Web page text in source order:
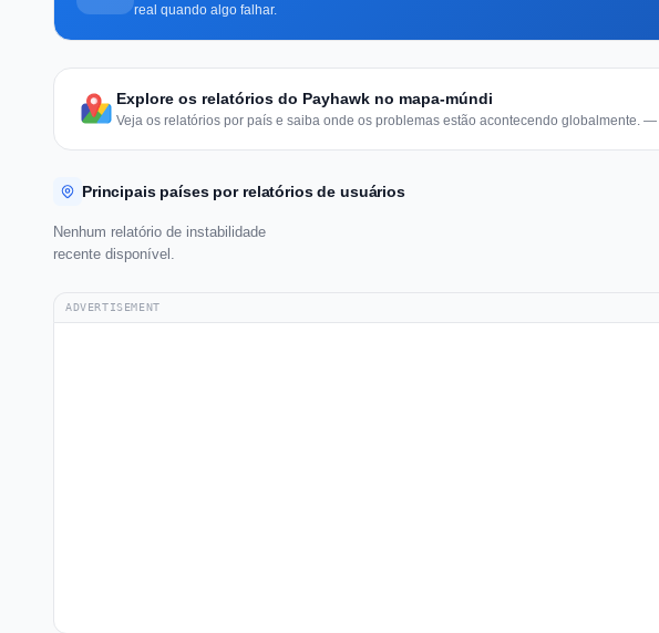
real quando algo falhar.
Explore os relatórios do Payhawk no mapa-múndi
Veja os relatórios por país e saiba onde os problemas estão acontecendo globalmente.
Principais países por relatórios de usuários
Nenhum relatório de instabilidade
recente disponível.
ADVERTISEMENT